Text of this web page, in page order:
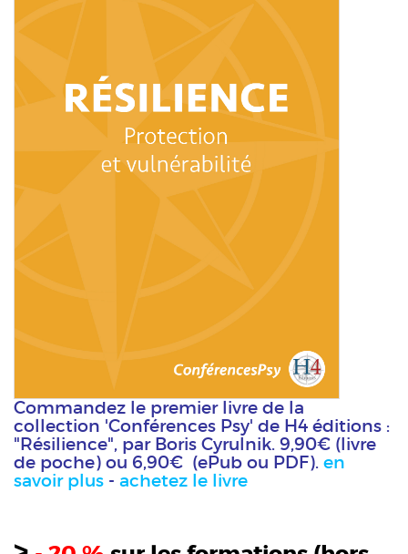
Commandez le premier livre de la
collection 'Conférences Psy' de H4 éditions :
"Résilience", par Boris Cyrulnik. 9,90€ (livre
de poche) ou 6,90€ (ePub ou PDF). en
savoir plus - achetez le livre